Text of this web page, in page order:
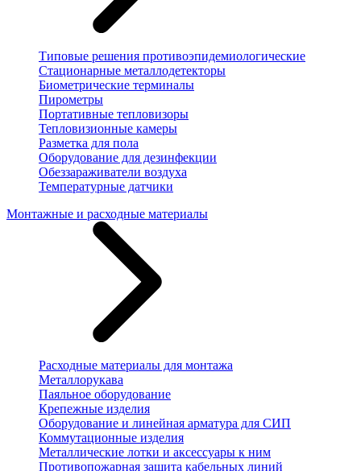
Типовые решения противоэпидемиологические
Стационарные металлодетекторы
Биометрические терминалы
Пирометры
Портативные тепловизоры
Тепловизионные камеры
Разметка для пола
Оборудование для дезинфекции
Обеззараживатели воздуха
Температурные датчики
Монтажные и расходные материалы
Расходные материалы для монтажа
Металлорукава
Паяльное оборудование
Крепежные изделия
Оборудование и линейная арматура для СИП
Коммутационные изделия
Металлические лотки и аксессуары к ним
Противопожарная защита кабельных линий